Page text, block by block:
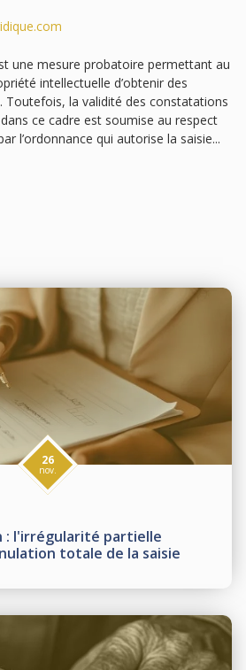
une mesure probatoire permettant au
intellectuelle d’obtenir des
Toutefois, la validité des constatations
ce cadre est soumise au respect
l’ordonnance qui autorise la saisie...
: l'irrégularité partielle
totale de la saisie
26
nov.